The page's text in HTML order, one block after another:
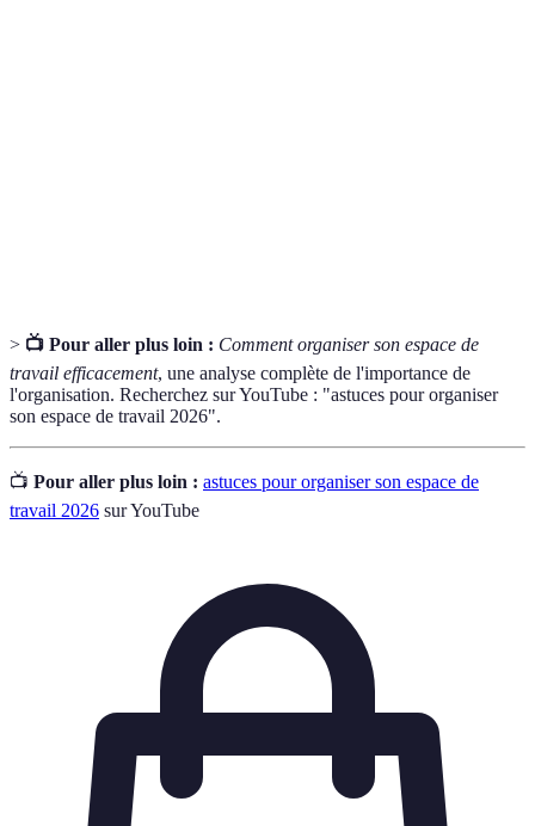
> 📺 Pour aller plus loin : Comment organiser son espace de
travail efficacement, une analyse complète de l'importance de
l'organisation. Recherchez sur YouTube : "astuces pour organiser
son espace de travail 2026".
📺 Pour aller plus loin : astuces pour organiser son espace de
travail 2026 sur YouTube